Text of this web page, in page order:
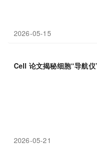
2026-05-15
Cell 论文揭秘细胞“导航
2026-05-21